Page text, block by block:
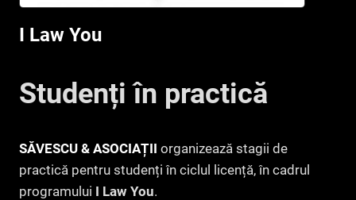
I Law You
Studenți în practică
SĂVESCU & ASOCIAȚII organizează stagii de
practică pentru studenți în ciclul licență, în cadrul
programului I Law You.